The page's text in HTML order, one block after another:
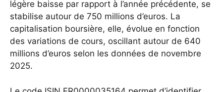
légère baisse par rapport à l’année précédente, se
stabilise autour de 750 millions d’euros. La
capitalisation boursière, elle, évolue en fonction
des variations de cours, oscillant autour de 640
millions d’euros selon les données de novembre
2025.